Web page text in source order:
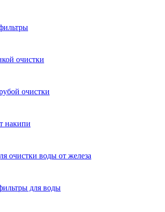
очистки
очистки
накипи
очистки воды от железа
для воды